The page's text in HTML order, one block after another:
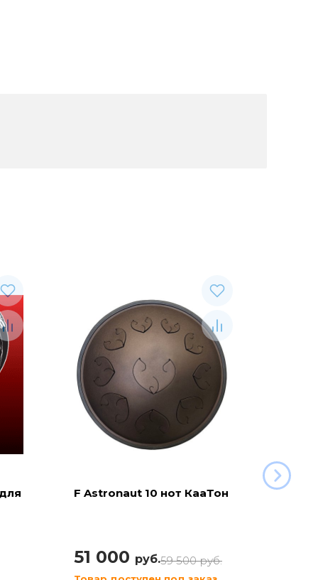
F Astronaut 10 нот КааТон
51 000 руб.59 500руб.
C